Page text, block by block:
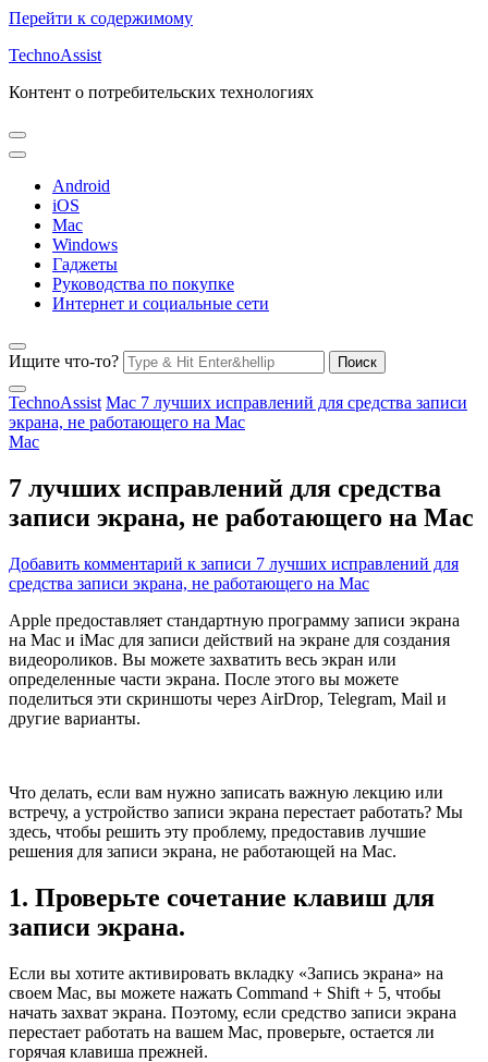
Перейти к содержимому
TechnoAssist
Контент о потребительских технологиях
Android
iOS
Mac
Windows
Гаджеты
Руководства по покупке
Интернет и социальные сети
Ищите что-то?
TechnoAssist Mac 7 лучших исправлений для средства записи
экрана, не работающего на Mac
Mac
7 лучших исправлений для средства
записи экрана, не работающего на Mac
Добавить комментарий к записи 7 лучших исправлений для
средства записи экрана, не работающего на Mac
Apple предоставляет стандартную программу записи экрана
на Mac и iMac для записи действий на экране для создания
видеороликов. Вы можете захватить весь экран или
определенные части экрана. После этого вы можете
поделиться эти скриншоты через AirDrop, Telegram, Mail и
другие варианты.
Что делать, если вам нужно записать важную лекцию или
встречу, а устройство записи экрана перестает работать? Мы
здесь, чтобы решить эту проблему, предоставив лучшие
решения для записи экрана, не работающей на Mac.
1. Проверьте сочетание клавиш для
записи экрана.
Если вы хотите активировать вкладку «Запись экрана» на
своем Mac, вы можете нажать Command + Shift + 5, чтобы
начать захват экрана. Поэтому, если средство записи экрана
перестает работать на вашем Mac, проверьте, остается ли
горячая клавиша прежней.